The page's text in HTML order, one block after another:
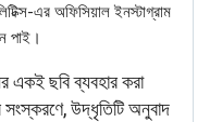
এর অফিসিয়াল ইনস্টাগ্রাম
পাই।
একই ছবি ব্যবহার করা
উদ্ধৃতিটি অনুবাদ